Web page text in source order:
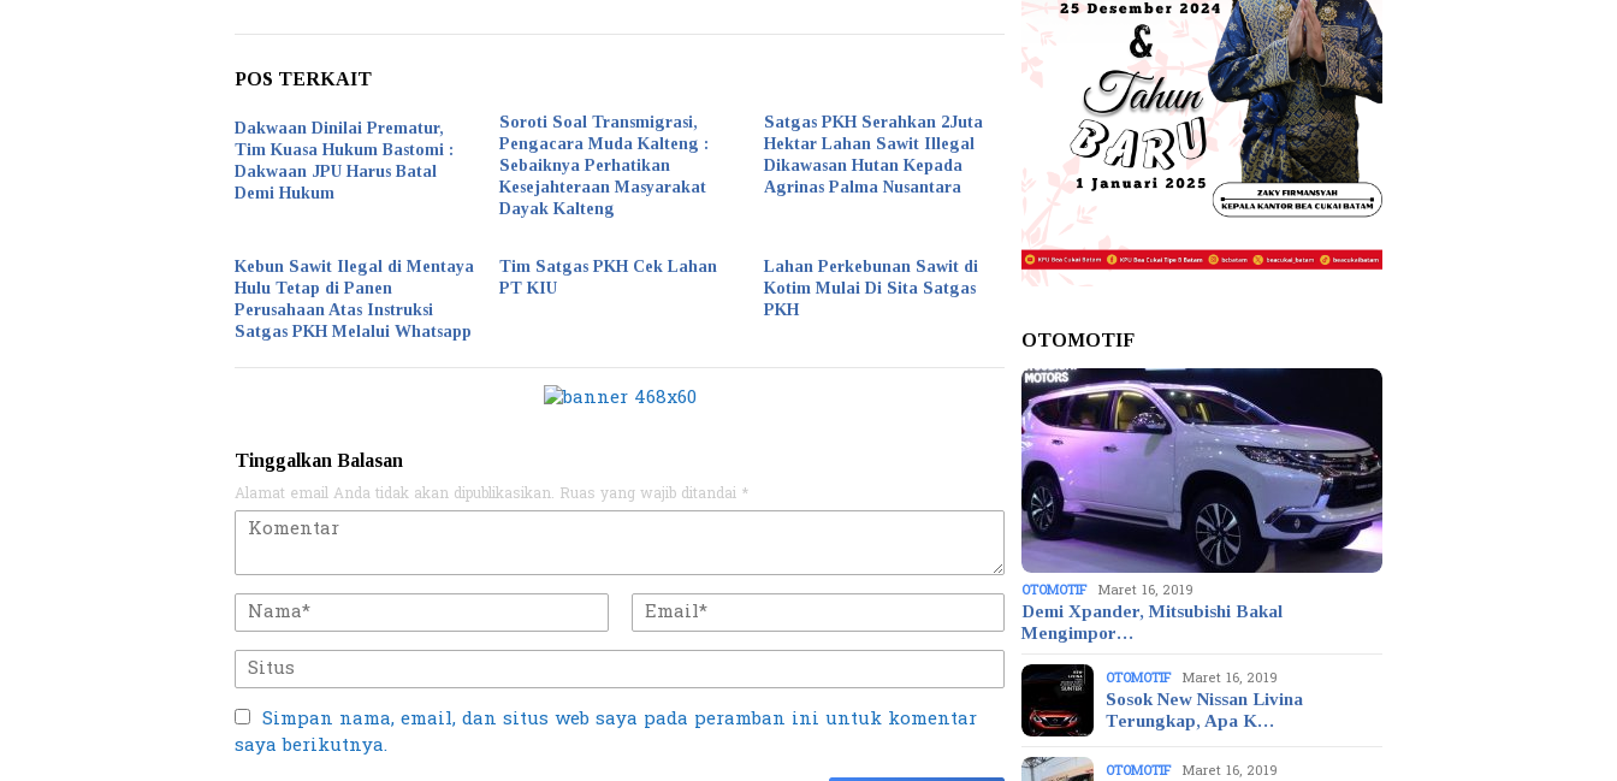
POS TERKAIT
Dakwaan Dinilai Prematur,
Tim Kuasa Hukum Bastomi :
Dakwaan JPU Harus Batal
Demi Hukum
Soroti Soal Transmigrasi,
Pengacara Muda Kalteng :
Sebaiknya Perhatikan
Kesejahteraan Masyarakat
Dayak Kalteng
Satgas PKH Serahkan 2Juta
Hektar Lahan Sawit Illegal
Dikawasan Hutan Kepada
Agrinas Palma Nusantara
Kebun Sawit Ilegal di Mentaya
Hulu Tetap di Panen
Perusahaan Atas Instruksi
Satgas PKH Melalui Whatsapp
Tim Satgas PKH Cek Lahan
PT KIU
Lahan Perkebunan Sawit di
Kotim Mulai Di Sita Satgas
PKH
Tinggalkan Balasan
Alamat email Anda tidak akan dipublikasikan. Ruas yang wajib ditandai *
Simpan nama, email, dan situs web saya pada peramban ini untuk komentar
saya berikutnya.
OTOMOTIF
OTOMOTIF Maret 16, 2019
Demi Xpander, Mitsubishi Bakal
Mengimpor…
OTOMOTIF Maret 16, 2019
Sosok New Nissan Livina
Terungkap, Apa K…
OTOMOTIF Maret 16, 2019